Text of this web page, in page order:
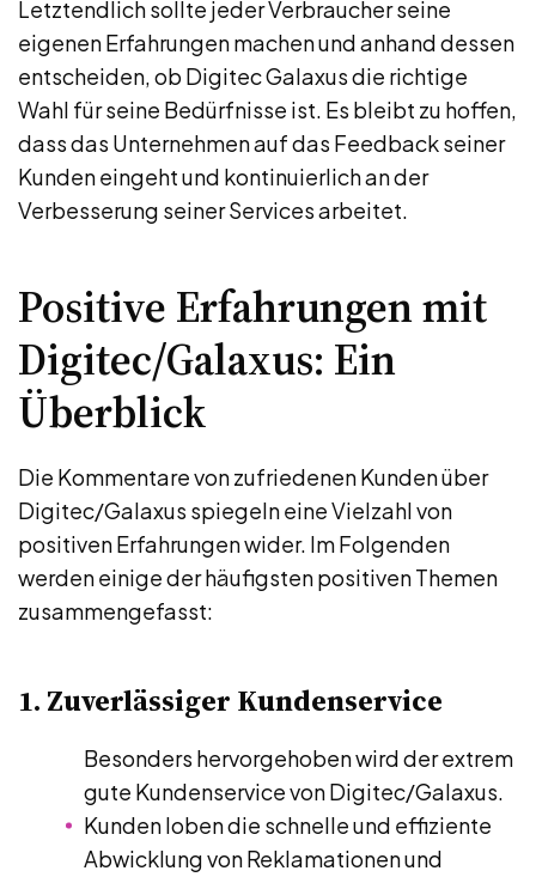
Letztendlich sollte jeder Verbraucher seine
eigenen Erfahrungen machen und anhand dessen
entscheiden, ob Digitec Galaxus die richtige
Wahl für seine Bedürfnisse ist. Es bleibt zu hoffen,
dass das Unternehmen auf das Feedback seiner
Kunden eingeht und kontinuierlich an der
Verbesserung seiner Services arbeitet.
Positive Erfahrungen mit
Digitec/Galaxus: Ein
Überblick
Die Kommentare von zufriedenen Kunden über
Digitec/Galaxus spiegeln eine Vielzahl von
positiven Erfahrungen wider. Im Folgenden
werden einige der häufigsten positiven Themen
zusammengefasst:
1. Zuverlässiger Kundenservice
Besonders hervorgehoben wird der extrem
gute Kundenservice von Digitec/Galaxus.
Kunden loben die schnelle und effiziente
Abwicklung von Reklamationen und